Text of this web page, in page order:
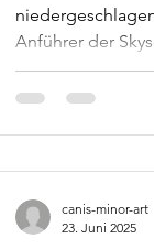
Anführer der
canis-minor-art
23. Juni 2025